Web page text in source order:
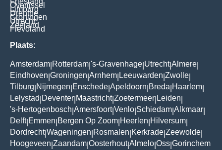
Overijssel
Limburg
Drenthe
Groningen
Utrecht
Zeeland
Flevoland
Plaats:
Amsterdam Rotterdam 's-Gravenhage Utrecht|Almere
Eindhoven Groningen Arnhem Leeuwarden Zwolle
Tilburg Nijmegen Enschede Apeldoorn Breda Haarlem
Lelystad Deventer Maastricht|Zoetermeer Leiden
's-Hertogenbosch Amersfoort|Venlo Schiedam Alkmaar
Delft| Emmen Bergen Op Zoom Heerlen Hilversum
Dordrecht|Wageningen Rosmalen Kerkrade Zeewolde
Hoogeveen Zaandam Oosterhout|Almelo Oss Gorinchem